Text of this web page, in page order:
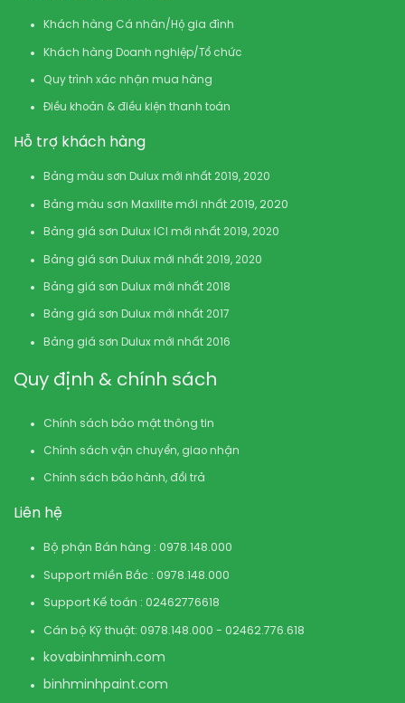
Khách hàng Cá nhân/Hộ gia đình
Khách hàng Doanh nghiệp/Tổ chức
Quy trình xác nhận mua hàng
Điều khoản & điều kiện thanh toán
Hỗ trợ khách hàng
Bảng màu sơn Dulux mới nhất 2019, 2020
Bảng màu sơn Maxilite mới nhất 2019, 2020
Bảng giá sơn Dulux ICI mới nhất 2019, 2020
Bảng giá sơn Dulux mới nhất 2019, 2020
Bảng giá sơn Dulux mới nhất 2018
Bảng giá sơn Dulux mới nhất 2017
Bảng giá sơn Dulux mới nhất 2016
Quy định & chính sách
Chính sách bảo mật thông tin
Chính sách vận chuyển, giao nhận
Chính sách bảo hành, đổi trả
Liên hệ
Bộ phận Bán hàng : 0978.148.000
Support miền Bắc : 0978.148.000
Support Kế toán : 02462776618
Cán bộ Kỹ thuật: 0978.148.000 - 02462.776.618
kovabinhminh.com
binhminhpaint.com